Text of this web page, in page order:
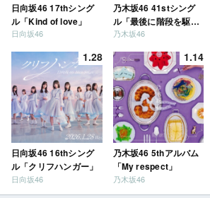
日向坂46 17thシング
ル「Kind of love」
日向坂46
乃木坂46 41stシング
ル「最後に階段を駆け
上がったのはいつ
乃木坂46
1.28
日向坂46 16thシング
ル「クリフハンガー」
日向坂46
1.14
乃木坂46 5thアルバム
「My respect」
乃木坂46